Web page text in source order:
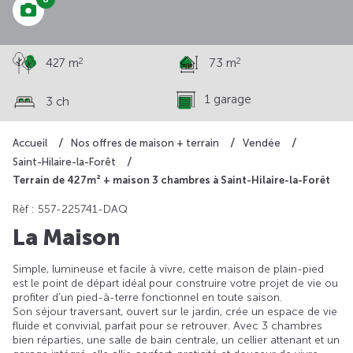
Accueil Nos offres de maison + terrain
Vendée
Saint-Hilaire-la-Forêt
Terrain de 427m² + maison 3 chambres à Saint-Hilaire-la-Forêt
427 m2 73 m2
3 ch 1 garage
Rèf : 557-225741-DAQ
La Maison
Simple, lumineuse et facile à vivre, cette maison de plain-pied
est le point de départ idéal pour construire votre projet de vie ou
profiter d’un pied-à-terre fonctionnel en toute saison.
Son séjour traversant, ouvert sur le jardin, crée un espace de vie
fluide et convivial, parfait pour se retrouver. Avec 3 chambres
bien réparties, une salle de bain centrale, un cellier attenant et un